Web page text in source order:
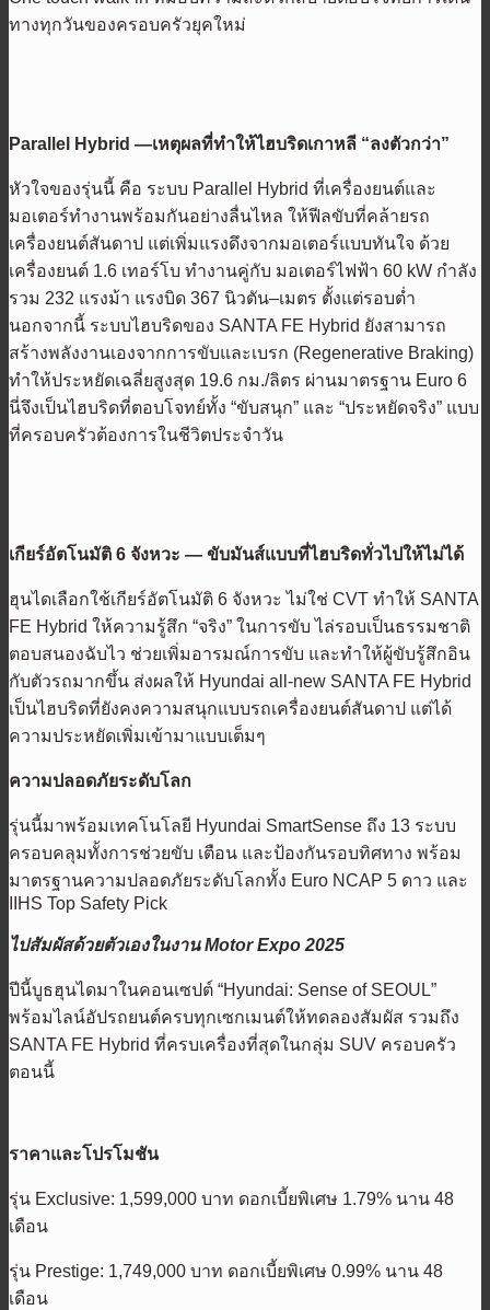
ทางทุกวันของครอบครัวยุคใหม่
Parallel Hybrid —เหตุผลที่ทำให้ไฮบริดเกาหลี “ลงตัวกว่า”
หัวใจของรุ่นนี้ คือ ระบบ Parallel Hybrid ที่เครื่องยนต์และ
มอเตอร์ทำงานพร้อมกันอย่างลื่นไหล ให้ฟีลขับที่คล้ายรถ
เครื่องยนต์สันดาป แต่เพิ่มแรงดึงจากมอเตอร์แบบทันใจ ด้วย
เครื่องยนต์ 1.6 เทอร์โบ ทำงานคู่กับ มอเตอร์ไฟฟ้า 60 kW กำลัง
รวม 232 แรงม้า แรงบิด 367 นิวตัน–เมตร ตั้งแต่รอบต่ำ
นอกจากนี้ ระบบไฮบริดของ SANTA FE Hybrid ยังสามารถ
สร้างพลังงานเองจากการขับและเบรก (Regenerative Braking)
ทำให้ประหยัดเฉลี่ยสูงสุด 19.6 กม./ลิตร ผ่านมาตรฐาน Euro 6
นี่จึงเป็นไฮบริดที่ตอบโจทย์ทั้ง “ขับสนุก” และ “ประหยัดจริง” แบบ
ที่ครอบครัวต้องการในชีวิตประจำวัน
เกียร์อัตโนมัติ 6 จังหวะ — ขับมันส์แบบที่ไฮบริดทั่วไปให้ไม่ได้
ฮุนไดเลือกใช้เกียร์อัตโนมัติ 6 จังหวะ ไม่ใช่ CVT ทำให้ SANTA
FE Hybrid ให้ความรู้สึก “จริง” ในการขับ ไล่รอบเป็นธรรมชาติ
ตอบสนองฉับไว ช่วยเพิ่มอารมณ์การขับ และทำให้ผู้ขับรู้สึกอิน
กับตัวรถมากขึ้น ส่งผลให้ Hyundai all-new SANTA FE Hybrid
เป็นไฮบริดที่ยังคงความสนุกแบบรถเครื่องยนต์สันดาป แต่ได้
ความประหยัดเพิ่มเข้ามาแบบเต็มๆ
ความปลอดภัยระดับโลก
รุ่นนี้มาพร้อมเทคโนโลยี Hyundai SmartSense ถึง 13 ระบบ
ครอบคลุมทั้งการช่วยขับ เตือน และป้องกันรอบทิศทาง พร้อม
มาตรฐานความปลอดภัยระดับโลกทั้ง Euro NCAP 5 ดาว และ
IIHS Top Safety Pick
ไปสัมผัสด้วยตัวเองในงาน Motor Expo 2025
ปีนี้บูธฮุนไดมาในคอนเซปต์ “Hyundai: Sense of SEOUL”
พร้อมไลน์อัปรถยนต์ครบทุกเซกเมนต์ให้ทดลองสัมผัส รวมถึง
SANTA FE Hybrid ที่ครบเครื่องที่สุดในกลุ่ม SUV ครอบครัว
ตอนนี้
ราคาและโปรโมชัน
รุ่น Exclusive: 1,599,000 บาท ดอกเบี้ยพิเศษ 1.79% นาน 48
เดือน
รุ่น Prestige: 1,749,000 บาท ดอกเบี้ยพิเศษ 0.99% นาน 48
เดือน